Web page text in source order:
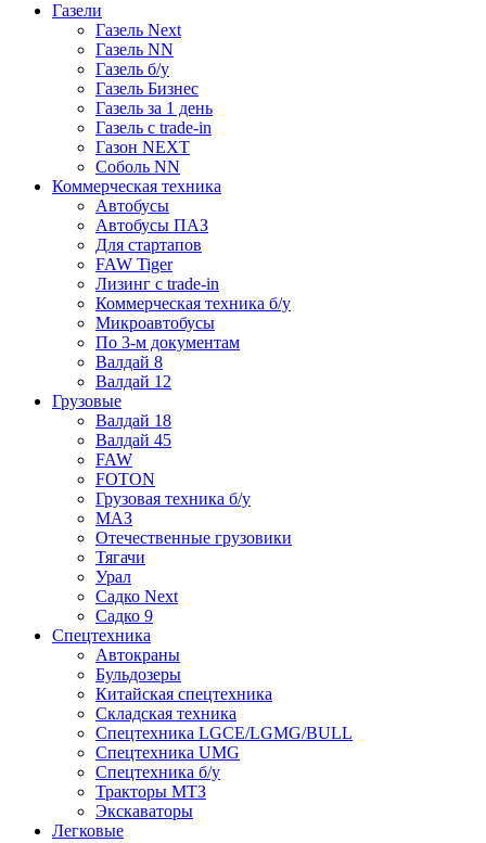
Газели
Газель Next
Газель NN
Газель б/у
Газель Бизнес
Газель за 1 день
Газель с trade-in
Газон NEXT
Соболь NN
Коммерческая техника
Автобусы
Автобусы ПАЗ
Для стартапов
FAW Tiger
Лизинг с trade-in
Коммерческая техника б/у
Микроавтобусы
По 3-м документам
Валдай 8
Валдай 12
Грузовые
Валдай 18
Валдай 45
FAW
FOTON
Грузовая техника б/у
МАЗ
Отечественные грузовики
Тягачи
Урал
Садко Next
Садко 9
Спецтехника
Автокраны
Бульдозеры
Китайская спецтехника
Складская техника
Спецтехника LGCE/LGMG/BULL
Спецтехника UMG
Спецтехника б/у
Тракторы МТЗ
Экскаваторы
Легковые